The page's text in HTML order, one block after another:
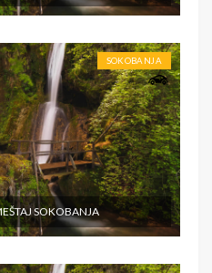
SOKOBANJA
SOKOBANJA